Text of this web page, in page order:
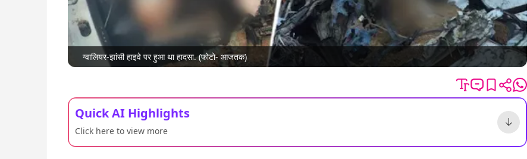
ग्वालियर-झांसी हाइवे पर हुआ था हादसा. (फोटो- आजतक)
Quick AI Highlights
Click here to view more